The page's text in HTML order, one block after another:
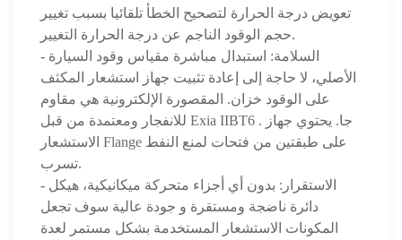
تعويض درجة الحرارة لتصحيح الخطأ تلقائيا بسبب تغيير
حجم الوقود الناجم عن درجة الحرارة التغيير.
- السلامة: استبدال مباشرة مقياس وقود السيارة
الأصلي، لا حاجة إلى إعادة تثبيت جهاز استشعار المكثف
على الوقود خزان. المقصورة الإلكترونية هي مقاوم
للانفجار ومعتمدة من قبل Exia IIBT6 . جا. يحتوي جهاز
الاستشعار Flange على طبقتين من فتحات لمنع النفط
تسرب.
- الاستقرار: بدون أي أجزاء متحركة ميكانيكية، هيكل
دائرة ناضجة ومستقرة و جودة عالية سوف تجعل
المكونات الاستشعار المستخدمة بشكل مستمر لعدة